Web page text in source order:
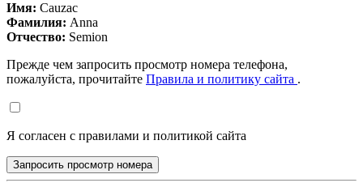
Имя: Cauzac
Фамилия: Anna
Отчество: Semion
Прежде чем запросить просмотр номера телефона,
пожалуйста, прочитайте Правила и политику сайта .
Я согласен с правилами и политикой сайта
Запросить просмотр номера